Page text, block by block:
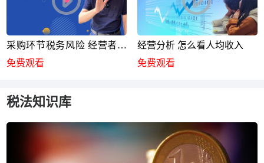
采购环节税务风险 经营者必
看
免费观看
经营分析 怎么看人均收入
免费观看
税法知识库